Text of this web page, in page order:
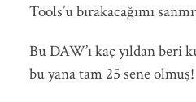
Tools’u bırakacağımı
Bu DAW’ı kaç yıldan beri
bu yana tam 25 sene olmuş!